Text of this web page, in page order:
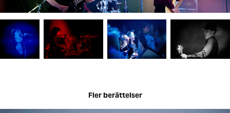
Fler berättelser